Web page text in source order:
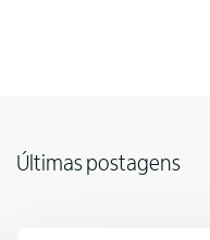
Últimas postagens